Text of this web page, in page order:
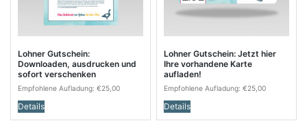
Lohner Gutschein:
Downloaden, ausdrucken und
sofort verschenken
Empfohlene Aufladung: €25,00
Details
Lohner Gutschein: Jetzt hier
Ihre vorhandene Karte
aufladen!
Empfohlene Aufladung: €25,00
Details